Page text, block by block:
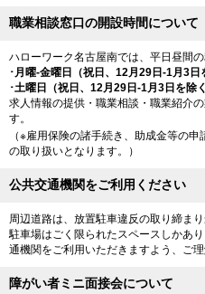
職業相談窓口の開設時間について
ハローワーク名古屋南では、平日昼間
･月曜-金曜日（祝日、12月29日-1月3
･土曜日（祝日、12月29日-1月3日を除
求人情報の提供・職業相談・職業紹介
す。
（※雇用保険の諸手続き、助成金等の
の取り扱いとなります。）
公共交通機関をご利用ください
周辺道路は、放置駐車違反の取り締ま
駐車場はごく限られたスペースしかあ
通機関をご利用いただきますよう、ご
障がい者ミニ面接会について